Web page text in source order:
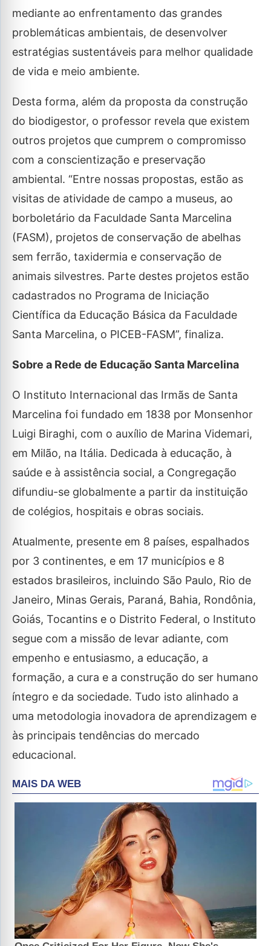
mediante ao enfrentamento das grandes
problemáticas ambientais, de desenvolver
estratégias sustentáveis para melhor qualidade
de vida e meio ambiente.
Desta forma, além da proposta da construção
do biodigestor, o professor revela que existem
outros projetos que cumprem o compromisso
com a conscientização e preservação
ambiental. “Entre nossas propostas, estão as
visitas de atividade de campo a museus, ao
borboletário da Faculdade Santa Marcelina
(FASM), projetos de conservação de abelhas
sem ferrão, taxidermia e conservação de
animais silvestres. Parte destes projetos estão
cadastrados no Programa de Iniciação
Científica da Educação Básica da Faculdade
Santa Marcelina, o PICEB-FASM”, finaliza.
Sobre a Rede de Educação Santa Marcelina
O Instituto Internacional das Irmãs de Santa
Marcelina foi fundado em 1838 por Monsenhor
Luigi Biraghi, com o auxílio de Marina Videmari,
em Milão, na Itália. Dedicada à educação, à
saúde e à assistência social, a Congregação
difundiu-se globalmente a partir da instituição
de colégios, hospitais e obras sociais.
Atualmente, presente em 8 países, espalhados
por 3 continentes, e em 17 municípios e 8
estados brasileiros, incluindo São Paulo, Rio de
Janeiro, Minas Gerais, Paraná, Bahia, Rondônia,
Goiás, Tocantins e o Distrito Federal, o Instituto
segue com a missão de levar adiante, com
empenho e entusiasmo, a educação, a
formação, a cura e a construção do ser humano
íntegro e da sociedade. Tudo isto alinhado a
uma metodologia inovadora de aprendizagem e
às principais tendências do mercado
educacional.